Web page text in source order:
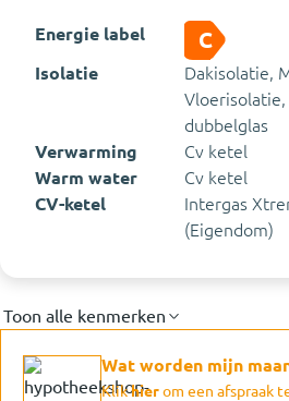
Energie label C
Isolatie
Dakisolatie,
dubbelglas
Verwarming
Cv ketel
Warm water
Cv ketel
CV-ketel
Intergas
(Eigendom)
Toon alle kenmerken
Wat worden mijn
Klikhierom een afspraak